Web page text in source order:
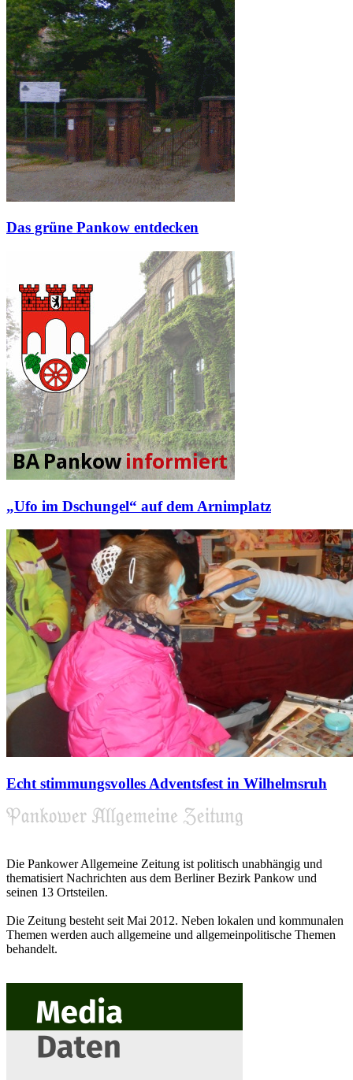
Das grüne Pankow entdecken
„Ufo im Dschungel“ auf dem Arnimplatz
Echt stimmungsvolles Adventsfest in Wilhelmsruh
Die Pankower Allgemeine Zeitung ist politisch unabhängig und
thematisiert Nachrichten aus dem Berliner Bezirk Pankow und
seinen 13 Ortsteilen.
Die Zeitung besteht seit Mai 2012. Neben lokalen und kommunalen
Themen werden auch allgemeine und allgemeinpolitische Themen
behandelt.